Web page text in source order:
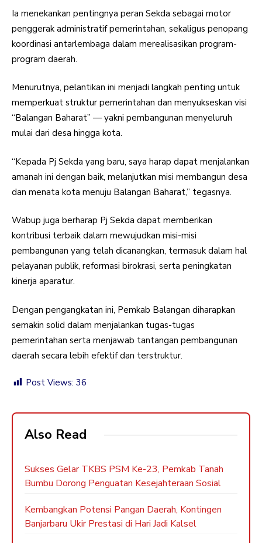
Ia menekankan pentingnya peran Sekda sebagai motor
penggerak administratif pemerintahan, sekaligus penopang
koordinasi antarlembaga dalam merealisasikan program-
program daerah.
Menurutnya, pelantikan ini menjadi langkah penting untuk
memperkuat struktur pemerintahan dan menyukseskan visi
“Balangan Baharat” — yakni pembangunan menyeluruh
mulai dari desa hingga kota.
“Kepada Pj Sekda yang baru, saya harap dapat menjalankan
amanah ini dengan baik, melanjutkan misi membangun desa
dan menata kota menuju Balangan Baharat,” tegasnya.
Wabup juga berharap Pj Sekda dapat memberikan
kontribusi terbaik dalam mewujudkan misi-misi
pembangunan yang telah dicanangkan, termasuk dalam hal
pelayanan publik, reformasi birokrasi, serta peningkatan
kinerja aparatur.
Dengan pengangkatan ini, Pemkab Balangan diharapkan
semakin solid dalam menjalankan tugas-tugas
pemerintahan serta menjawab tantangan pembangunan
daerah secara lebih efektif dan terstruktur.
Post Views: 36
Also Read
Sukses Gelar TKBS PSM Ke-23, Pemkab Tanah
Bumbu Dorong Penguatan Kesejahteraan Sosial
Kembangkan Potensi Pangan Daerah, Kontingen
Banjarbaru Ukir Prestasi di Hari Jadi Kalsel